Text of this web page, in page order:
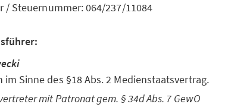
/ Steuernummer: 064/237/11084
Sinne des §18 Abs. 2 Medienstaatsvertrag.
mit Patronat gem. § 34d Abs. 7 GewO